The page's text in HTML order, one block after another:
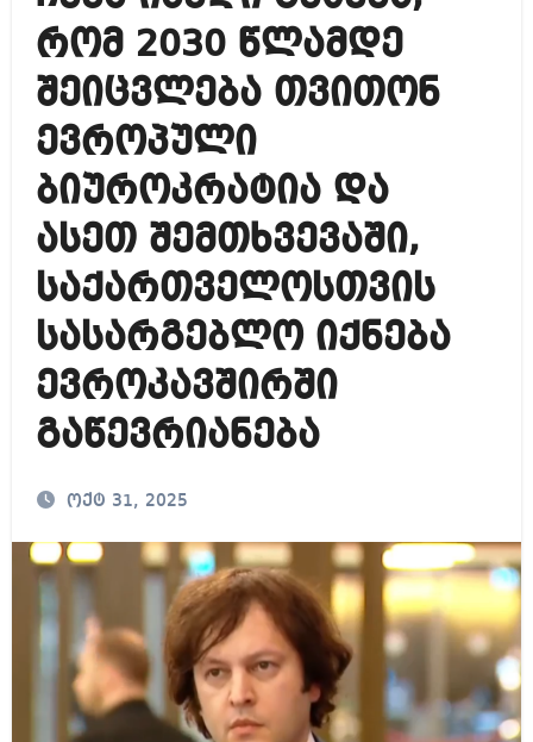
რომ 2030 წლამდე
შეიცვლება თვითონ
ევროპული
ბიუროკრატია და
ასეთ შემთხვევაში,
საქართველოსთვის
სასარგებლო იქნება
ევროკავშირში
გაწევრიანება
ოქტ 31, 2025